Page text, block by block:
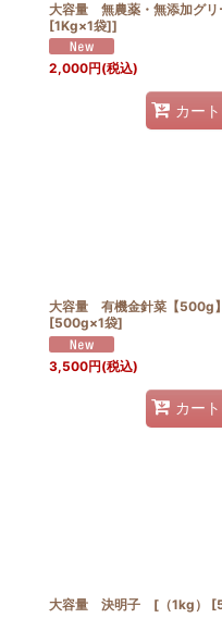
大容量 無農薬・無添加グ
[1Kg×1袋]]
2,000円(税込)
カー
大容量 有機金針菜【500g
[500g×1袋]
3,500円(税込)
カー
大容量 決明子 [（1kg）